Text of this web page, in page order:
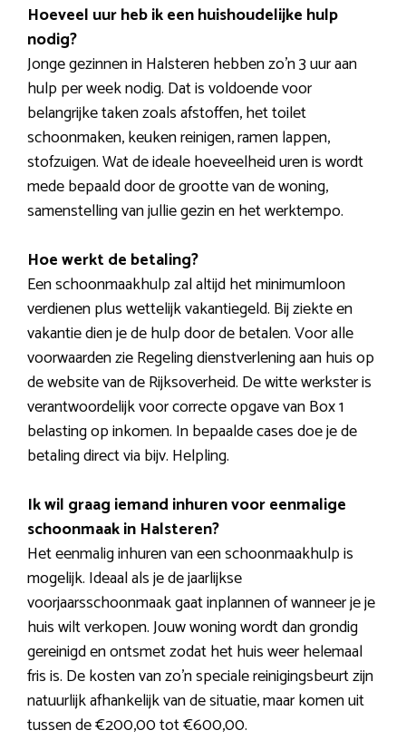
Hoeveel uur heb ik een huishoudelijke hulp
nodig?
Jonge gezinnen in Halsteren hebben zo’n 3 uur aan
hulp per week nodig. Dat is voldoende voor
belangrijke taken zoals afstoffen, het toilet
schoonmaken, keuken reinigen, ramen lappen,
stofzuigen. Wat de ideale hoeveelheid uren is wordt
mede bepaald door de grootte van de woning,
samenstelling van jullie gezin en het werktempo.
Hoe werkt de betaling?
Een schoonmaakhulp zal altijd het minimumloon
verdienen plus wettelijk vakantiegeld. Bij ziekte en
vakantie dien je de hulp door de betalen. Voor alle
voorwaarden zie Regeling dienstverlening aan huis op
de website van de Rijksoverheid. De witte werkster is
verantwoordelijk voor correcte opgave van Box 1
belasting op inkomen. In bepaalde cases doe je de
betaling direct via bijv. Helpling.
Ik wil graag iemand inhuren voor eenmalige
schoonmaak in Halsteren?
Het eenmalig inhuren van een schoonmaakhulp is
mogelijk. Ideaal als je de jaarlijkse
voorjaarsschoonmaak gaat inplannen of wanneer je je
huis wilt verkopen. Jouw woning wordt dan grondig
gereinigd en ontsmet zodat het huis weer helemaal
fris is. De kosten van zo’n speciale reinigingsbeurt zijn
natuurlijk afhankelijk van de situatie, maar komen uit
tussen de €200,00 tot €600,00.